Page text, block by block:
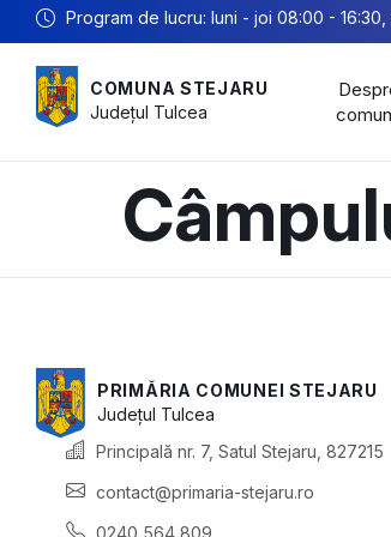
Program de lucru: luni - joi 08:00 -
COMUNA STEJARU
Județul Tulcea
PRIMĂRIA COMUNEI STEJARU
Județul Tulcea
Principală nr. 7, Satul Stejaru, 827215
contact@primaria-stejaru.ro
0240 564 809